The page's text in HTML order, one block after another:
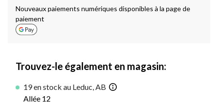
Nouveaux paiements numériques disponibles à la page de
paiement
Trouvez-le également en magasin:
19 en stock au Leduc, AB
Allée 12